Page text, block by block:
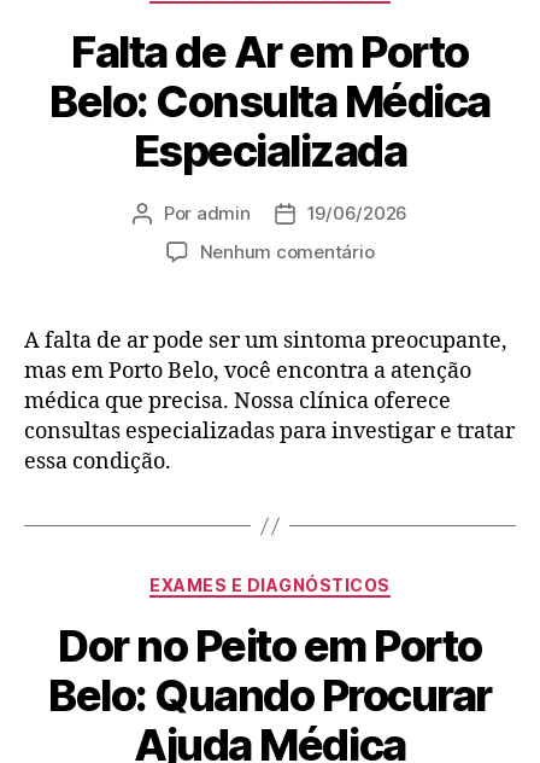
Falta de Ar em Porto
Belo: Consulta Médica
Especializada
Por admin
19/06/2026
Nenhum comentário
A falta de ar pode ser um sintoma preocupante,
mas em Porto Belo, você encontra a atenção
médica que precisa. Nossa clínica oferece
consultas especializadas para investigar e tratar
essa condição.
EXAMES E DIAGNÓSTICOS
Dor no Peito em Porto
Belo: Quando Procurar
Ajuda Médica